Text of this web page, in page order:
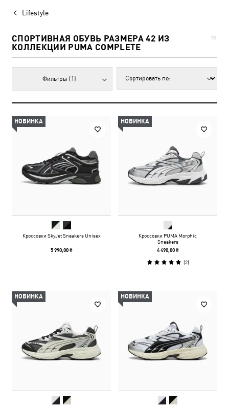
Lifestyle
СПОРТИВНАЯ ОБУВЬ РАЗМЕРА 42 ИЗ
КОЛЛЕКЦИИ PUMA COMPLETE
10
Фильтры (1)
НОВИНКА
Кроссовки SkyJet Sneakers Unisex
5 990,00 ₴
НОВИНКА
Кроссовки PUMA Morphic
Sneakers
4 490,00 ₴
(2)
НОВИНКА НОВИНКА